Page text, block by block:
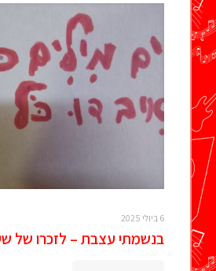
6 ביולי 2025
בנשמתי עצבת – לזכרו של